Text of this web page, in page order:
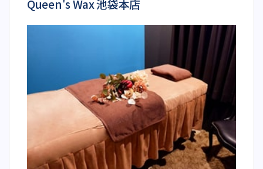
Queen's Wax 池袋本店